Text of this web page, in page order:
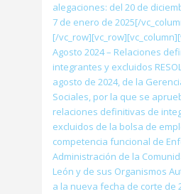
alegaciones: del 20 de
7 de enero de 2025[/
[/
Agosto 2024 – Relaciones
integrantes y excluidos
agosto de 2024, de la
Sociales, por la que se
relaciones definitivas de
excluidos de la bolsa de
competencia funcional de
Administración de la
León y de sus Organismos
a la nueva fecha de corte de